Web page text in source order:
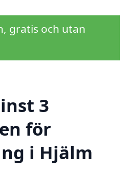
gratis och utan
3
för
i Hjälm